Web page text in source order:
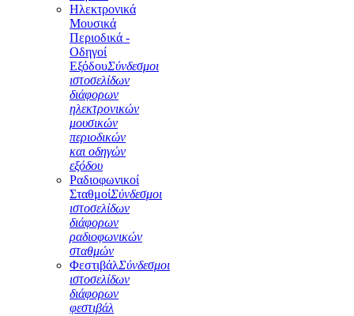
Ηλεκτρονικά
Μουσικά
Περιοδικά -
Οδηγοί
ΕξόδουΣύνδεσμοι
ιστοσελίδων
διάφορων
ηλεκτρονικών
μουσικών
περιοδικών
και οδηγών
εξόδου
Ραδιοφωνικοί
ΣταθμοίΣύνδεσμοι
ιστοσελίδων
διάφορων
ραδιοφωνικών
σταθμών
ΦεστιβάλΣύνδεσμοι
ιστοσελίδων
διάφορων
φεστιβάλ